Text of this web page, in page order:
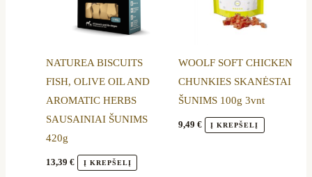
NATUREA BISCUITS
FISH, OLIVE OIL AND
AROMATIC HERBS
SAUSAINIAI ŠUNIMS
420g
13,39€ Į KREPŠELĮ
WOOLF SOFT CHICKEN
CHUNKIES SKANĖSTAI
ŠUNIMS 100g 3vnt
9,49 € Į KREPŠELĮ